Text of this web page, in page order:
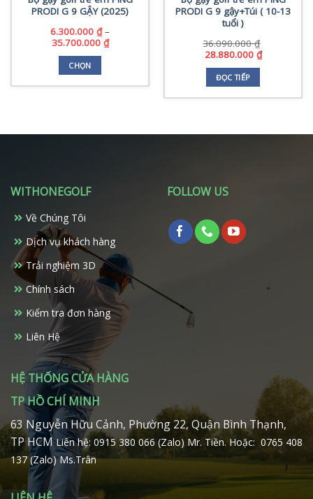
PRODI G 9 GẬY (2025)
6.300.000 ₫ –
35.700.000 ₫Khoảng
đến
35.700.000 ₫
CHỌN
tùy
chọn
thể
được
chọn
trên
trang
sản
PRODI G 9 gậy+Túi ( 10-13
tuổi )
36.090.000₫
Giá
gốc
36.090.000 ₫.
28.880.000 ₫Giá
28.880.000
ĐỌC TIẾP
₫.
WITHONEGOLF
Về Chúng Tôi
Dịch vụ khách hàng
Trải nghiệm 3D
Chính sách
Kiểm tra đơn hàng
Liên Hệ
FOLLOW US
HỆ THỐNG CỬA HÀNG
TP HỒ CHÍ MINH
63 Nguyễn Hữu Cảnh, Phường 22, Quận Bình Thạnh,
TP HCMLiên hệ: 0915 380 066 (Zalo) Mr. Tiền.Hoặc: 0765 408
137 (Zalo) Ms.Trân